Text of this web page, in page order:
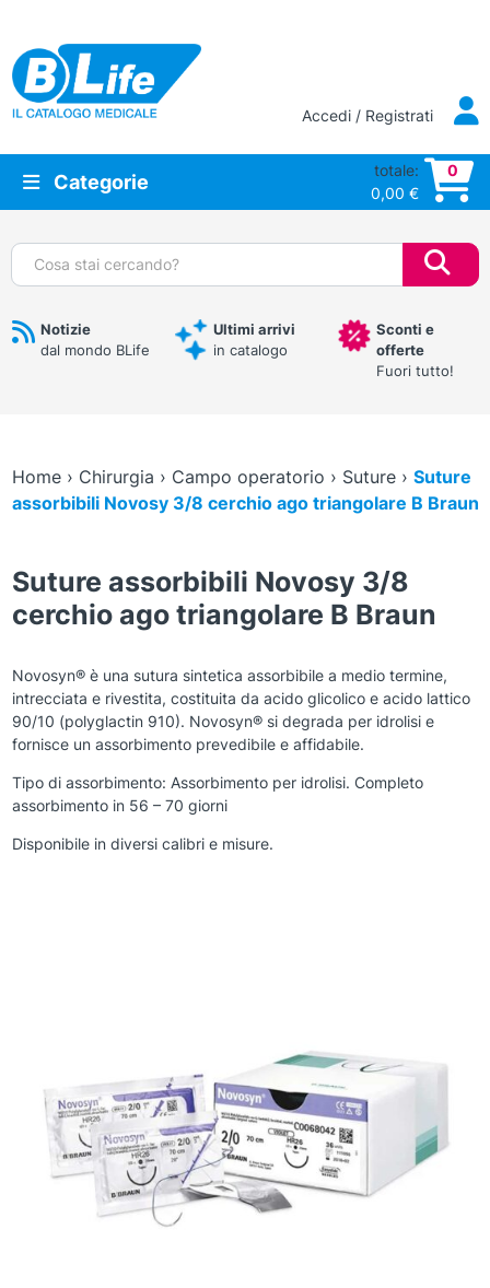
Vai al contenuto principale
Accedi / Registrati
Categorie
totale:
0,00 €
0
Cerca:
Notizie
dal mondo BLife
Ultimi arrivi
in catalogo
Sconti e
offerte
Fuori tutto!
Home› Chirurgia › Campo operatorio › Suture› Suture
assorbibili Novosy 3/8 cerchio ago triangolare B Braun
Suture assorbibili Novosy 3/8
cerchio ago triangolare B Braun
Novosyn® è una sutura sintetica assorbibile a medio termine,
intrecciata e rivestita, costituita da acido glicolico e acido lattico
90/10 (polyglactin 910). Novosyn® si degrada per idrolisi e
fornisce un assorbimento prevedibile e affidabile.
Tipo di assorbimento: Assorbimento per idrolisi. Completo
assorbimento in 56 – 70 giorni
Disponibile in diversi calibri e misure.